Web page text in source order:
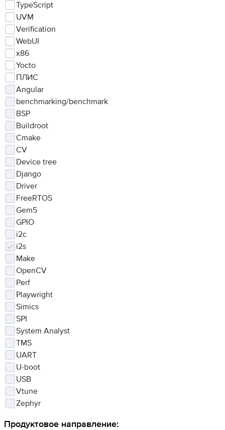
TypeScript
UVM
Verification
WebUI
x86
Yocto
ПЛИС
Angular
benchmarking/benchmark
BSP
Buildroot
Cmake
CV
Device tree
Django
Driver
FreeRTOS
Gem5
GPIO
i2c
i2s
Make
OpenCV
Perf
Playwright
Simics
SPI
System Analyst
TMS
UART
U-boot
USB
Vtune
Zephyr
Продуктовое направление: